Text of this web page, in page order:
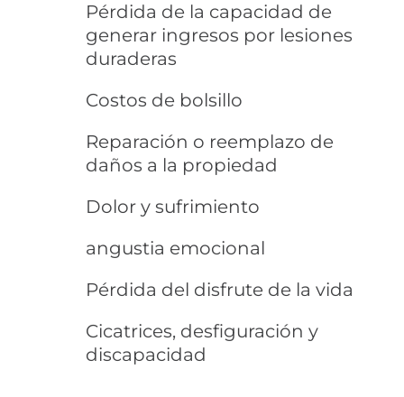
Pérdida de la capacidad de
generar ingresos por lesiones
duraderas
Costos de bolsillo
Reparación o reemplazo de
daños a la propiedad
Dolor y sufrimiento
angustia emocional
Pérdida del disfrute de la vida
Cicatrices, desfiguración y
discapacidad